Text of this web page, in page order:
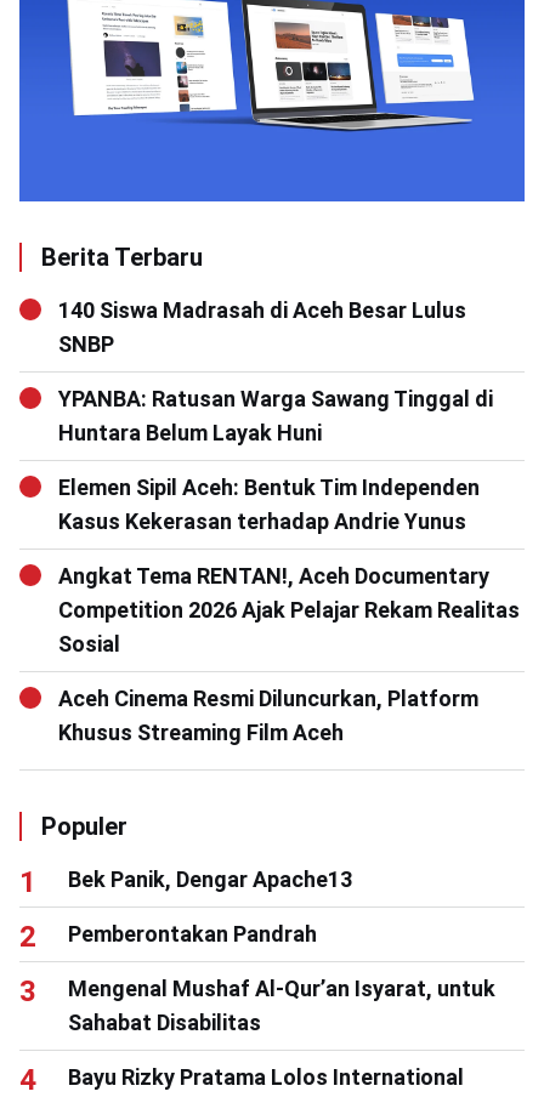
Berita Terbaru
140 Siswa Madrasah di Aceh Besar Lulus
SNBP
YPANBA: Ratusan Warga Sawang Tinggal di
Huntara Belum Layak Huni
Elemen Sipil Aceh: Bentuk Tim Independen
Kasus Kekerasan terhadap Andrie Yunus
Angkat Tema RENTAN!, Aceh Documentary
Competition 2026 Ajak Pelajar Rekam Realitas
Sosial
Aceh Cinema Resmi Diluncurkan, Platform
Khusus Streaming Film Aceh
Populer
Bek Panik, Dengar Apache13
Pemberontakan Pandrah
Mengenal Mushaf Al-Qur’an Isyarat, untuk
Sahabat Disabilitas
Bayu Rizky Pratama Lolos International